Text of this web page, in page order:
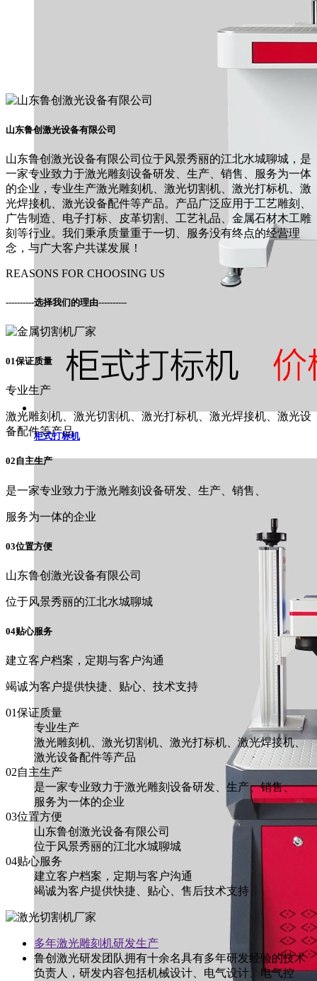
柜式打标机
山东鲁创激光设备有限公司
山东鲁创激光设备有限公司位于风景秀丽的江北水城聊城，是
一家专业致力于激光雕刻设备研发、生产、销售、服务为一体
的企业，专业生产激光雕刻机、激光切割机、激光打标机、激
光焊接机、激光设备配件等产品。产品广泛应用于工艺雕刻、
广告制造、电子打标、皮革切割、工艺礼品、金属石材木工雕
刻等行业。我们秉承质量重于一切、服务没有终点的经营理
念，与广大客户共谋发展！
REASONS FOR CHOOSING US
----------选择我们的理由----------
01保证质量
专业生产
激光雕刻机、激光切割机、激光打标机、激光焊接机、激光设
备配件等产品
02自主生产
是一家专业致力于激光雕刻设备研发、生产、销售、
服务为一体的企业
03位置方便
山东鲁创激光设备有限公司
位于风景秀丽的江北水城聊城
04贴心服务
建立客户档案，定期与客户沟通
竭诚为客户提供快捷、贴心、技术支持
01保证质量
专业生产
激光雕刻机、激光切割机、激光打标机、激光焊接机、
激光设备配件等产品
02自主生产
是一家专业致力于激光雕刻设备研发、生产、销售、
服务为一体的企业
03位置方便
山东鲁创激光设备有限公司
位于风景秀丽的江北水城聊城
04贴心服务
建立客户档案，定期与客户沟通
竭诚为客户提供快捷、贴心、售后技术支持
多年激光雕刻机研发生产
鲁创激光研发团队拥有十余名具有多年研发经验的技术
负责人，研发内容包括机械设计、电气设计、电气控